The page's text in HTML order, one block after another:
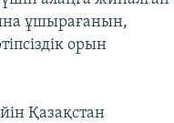
ұшырағанын,
орын
Қазақстан